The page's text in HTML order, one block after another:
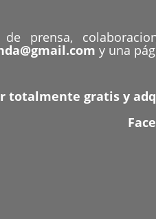
de prensa,
y una
totalmente gratis y